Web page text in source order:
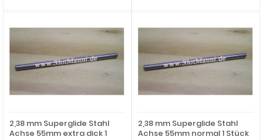
2,38 mm Superglide Stahl
Achse 55mm extra dick 1
2,38 mm Superglide Stahl
Achse 55mm normal 1 Stück